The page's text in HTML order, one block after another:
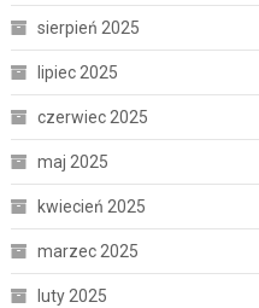
sierpień 2025
lipiec 2025
czerwiec 2025
maj 2025
kwiecień 2025
marzec 2025
luty 2025